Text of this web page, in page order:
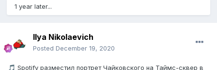
1 year later...
Ilya Nikolaevich
Posted December 19, 2020
🎵 Spotify разместил портрет Чайковского на Таймс-сквер в